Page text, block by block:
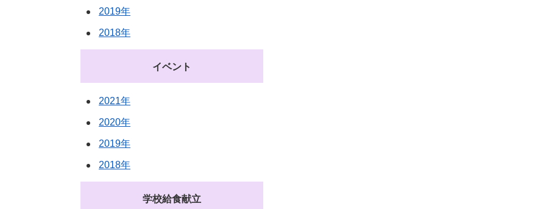
2019年
2018年
イベント
2021年
2020年
2019年
2018年
学校給食献立